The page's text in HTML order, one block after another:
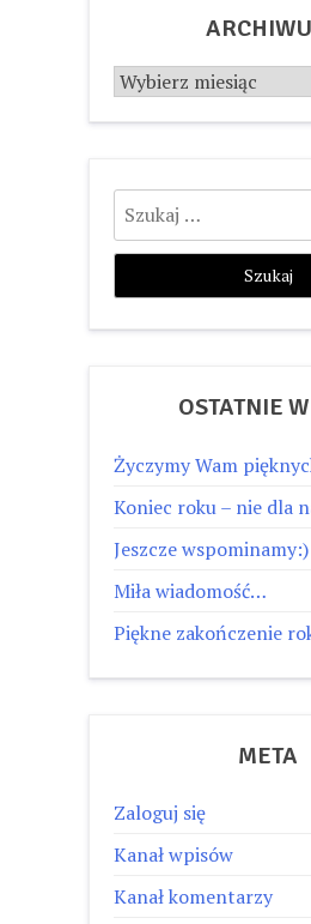
Archiwum
Szukaj:
OSTATNIE
Życzymy Wam
Koniec roku – nie dla
Jeszcze wspominamy:)
Miła wiadomość…
Piękne zakończenie
META
Zaloguj się
Kanał wpisów
Kanał komentarzy